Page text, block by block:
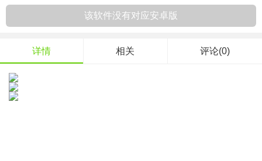
该软件没有对应安卓版
详情 相关 评论(0)